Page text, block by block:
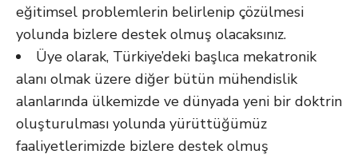
eğitimsel problemlerin belirlenip çözülmesi
yolunda bizlere destek olmuş olacaksınız.
Üye olarak, Türkiye’deki başlıca mekatronik
alanı olmak üzere diğer bütün mühendislik
alanlarında ülkemizde ve dünyada yeni bir doktrin
oluşturulması yolunda yürüttüğümüz
faaliyetlerimizde bizlere destek olmuş